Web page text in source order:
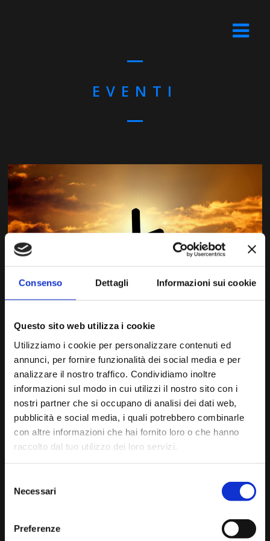
Consenso Dettagli Informazioni sui cookie
Questo sito web utilizza i cookie
Utilizziamo i cookie per personalizzare contenuti ed
annunci, per fornire funzionalità dei social media e per
analizzare il nostro traffico. Condividiamo inoltre
informazioni sul modo in cui utilizzi il nostro sito con i
nostri partner che si occupano di analisi dei dati web,
pubblicità e social media, i quali potrebbero combinarle
con altre informazioni che hai fornito loro o che hanno
raccolto dal tuo utilizzo dei loro servizi.
delNecessari
Preferenze
EVENTI
MESSA DI QUARESIMA
15 marzo 2026
11:00
Tarvisio
Chiesa dei SS. Pietro e Paolo
Alpenadria Chor Villach
Alberto Busettini: direzione
Introitus: G. Croce (1555 – 1609,
Tenebrae